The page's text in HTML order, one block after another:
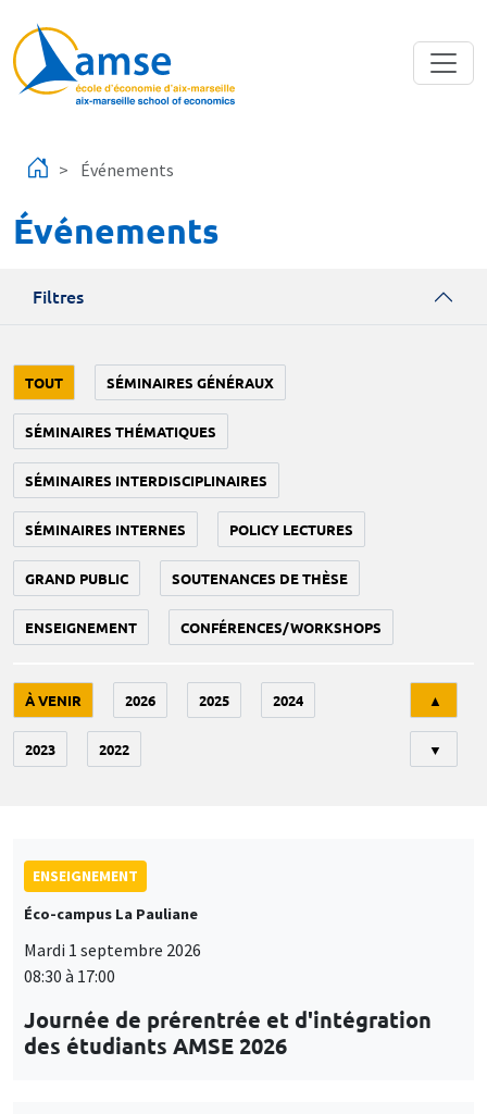
Événements
Événements
Filtres
TOUT SÉMINAIRES GÉNÉRAUX
SÉMINAIRES THÉMATIQUES
SÉMINAIRES INTERDISCIPLINAIRES
SÉMINAIRES INTERNES POLICY LECTURES
GRAND PUBLIC SOUTENANCES DE THÈSE
ENSEIGNEMENT CONFÉRENCES/WORKSHOPS
À VENIR 2026 2025 2024
2023 2022
▲
▼
ENSEIGNEMENT
Éco-campus La Pauliane
Mardi 1 septembre 2026
08:30 à 17:00
Journée de prérentrée et d'intégration
des étudiants AMSE 2026